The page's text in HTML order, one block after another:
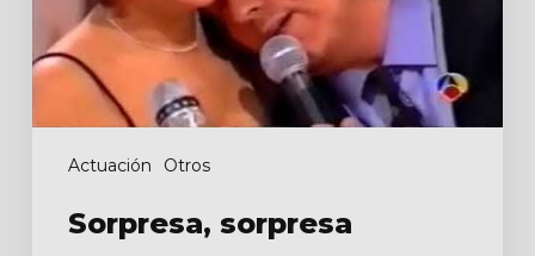
Actuación Otros
Sorpresa, sorpresa